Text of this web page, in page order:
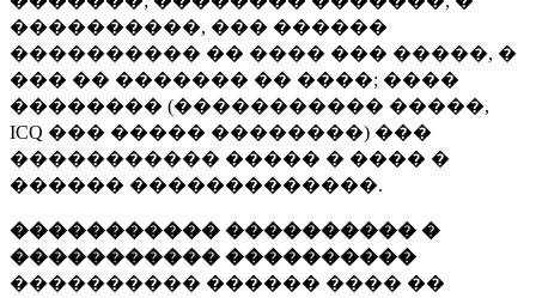
����������, ��� ������
���������� �� ���� ��� �����, �
��� �� ������� �� ����; ����
�������� (����������� �����,
ICQ ��� ����� ��������) ���
����������� ����� � ���� �
������ �������������.
����������� ���������� �
����������� ����������
���������� ������ ���� ��